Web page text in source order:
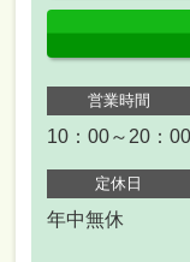
営業時間
10：00～20：00
定休日
年中無休